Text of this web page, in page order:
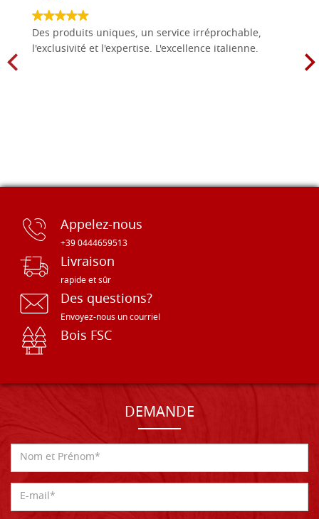
Des produits uniques, un service irréprochable,
l'exclusivité et l'expertise. L'excellence italienne.
Appelez-nous
+39 0444659513
Livraison
rapide et sûr
Des questions?
Envoyez-nous un courriel
Bois FSC
DEMANDE